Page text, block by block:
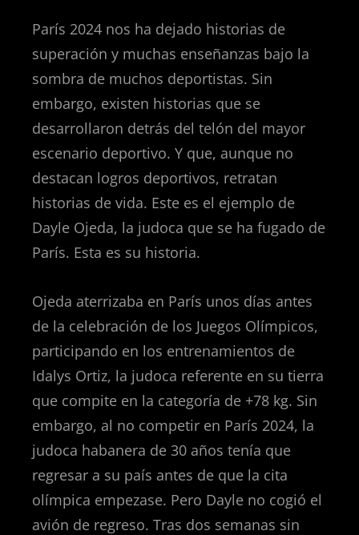
París 2024 nos ha dejado historias de
superación y muchas enseñanzas bajo la
sombra de muchos deportistas. Sin
embargo, existen historias que se
desarrollaron detrás del telón del mayor
escenario deportivo. Y que, aunque no
destacan logros deportivos, retratan
historias de vida. Este es el ejemplo de
Dayle Ojeda, la judoca que se ha fugado de
París. Esta es su historia.
Ojeda aterrizaba en París unos días antes
de la celebración de los Juegos Olímpicos,
participando en los entrenamientos de
Idalys Ortiz, la judoca referente en su tierra
que compite en la categoría de +78 kg. Sin
embargo, al no competir en París 2024, la
judoca habanera de 30 años tenía que
regresar a su país antes de que la cita
olímpica empezase. Pero Dayle no cogió el
avión de regreso. Tras dos semanas sin